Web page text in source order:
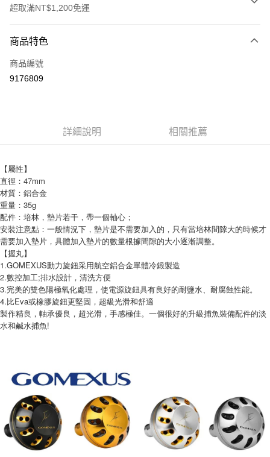
超取滿NT$1,200免運
信用卡一次付款
信用卡分期付款
上海商業儲蓄銀行
台北富邦商業銀行
匯豐（台灣）商業銀行
聯邦商業銀行
元大商業銀行
玉山商業銀行
台新國際商業銀行
台灣樂天信用卡公司
悠遊付
大哥付你分期
相關說明
【大哥付你分期使用說明】
1.本服務由台灣大哥大提供，台灣大哥大用戶可立即使用無須另外申請。
2.付款方式選擇「大哥付你分期」，訂單成立後會自動跳轉到大哥付的交易
流程，驗證手機門號後，選擇欲分期的期數、繳款截止日，確認付款後即完
成交易。
3.實際核准額度、可分期數及費用金額請依後續交易確認頁面所載為準。
4.訂單成立30分鐘內，如未前往確認交易或遇審核未通過，訂單將自動取
消。如遇「轉專審核」未通過狀況，表示未達大哥付你分期系統評分，恕無
法說明評估內容。
【繳款方式說明】
帳／街口支付／iPASS MONEY」等通路繳費。
【注意事項】
1.本服務係由「台灣大哥大股份有限公司」（以下簡稱本公司）所提供，讓
用戶於交易時，得透過本服務購買商品或服務，並由商店將買賣／分期付款
買賣價金債權讓與本公司後，依約使用本公司帳單繳交帳款。
2.基於同意付款使用「大哥付你分期」之契約關係目的，商店將以您的個人
資料（包含姓名、電話或地址）提供予台灣大哥大進項蒐集、處理及利用，
AFTEE先享後付
相關說明
【關於「AFTEE先享後付」】
AFTEE先享後付是「在收到商品之後才付款」的支付方式。 讓您購物簡單
便利好安心！
１．簡單：不需註冊會員、不需綁卡、不需儲值。
２．便利：只要手機號碼，簡訊認證，即可結帳。
３．安心：先確認商品／服務後，再付款。
２．訂單成立數日內，您將收到繳費通知簡訊。
３．收到繳費通知簡訊後14天內，點擊此簡訊中的連結，可透過四大超商／
ATM／網路銀行／等多元方式進行付款，方視為交易完成。
※ 請注意：結帳手續完成當下不需立刻繳費，但若您需要取消訂單，請聯絡
購買商品的店家。未經商家同意取消之訂單仍視為有效，需透過AFTEE先享
後付繳納相關費用。
※ 交易是否成功請以「AFTEE先享後付 」之結帳頁面顯示為準，若有關於
是否繳費成功／繳費後需取消欲退款等相關疑問，請聯繫「AFTEE先享後付
ATM付款
貨到付款
運送方式
付款後全家取貨
每筆NT$60，滿NT$1,200(含以上)免運費
7-11取貨付款
每筆NT$60，滿NT$1,200(含以上)免運費
商品特色
商品編號
9176809
詳細說明 相關推薦
【屬性】
直徑：47mm
材質：鋁合金
重量：35g
配件：培林，墊片若干，帶一個軸心；
安裝注意點：一般情況下，墊片是不需要加入的，只有當培林間隙大的時候才
需要加入墊片，具體加入墊片的數量根據間隙的大小逐漸調整。
【握丸】
1.GOMEXUS動力旋鈕采用航空鋁合金單體冷鍛製造
2.數控加工;排水設計，清洗方便
3.完美的雙色陽極氧化處理，使電源旋鈕具有良好的耐鹽水、耐腐蝕性能。
4.比Eva或橡膠旋鈕更堅固，超級光滑和舒適
製作精良，軸承優良，超光滑，手感極佳。一個很好的升級捕魚裝備配件的淡
水和鹹水捕魚!